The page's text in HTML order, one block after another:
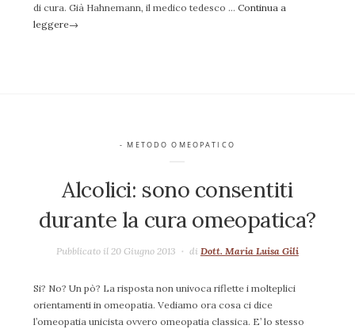
di cura. Già Hahnemann, il medico tedesco … Continua a
leggere→
- METODO OMEOPATICO
Alcolici: sono consentiti
durante la cura omeopatica?
Pubblicato il 20 Giugno 2013 di Dott. Maria Luisa Gili
Si? No? Un pò? La risposta non univoca riflette i molteplici
orientamenti in omeopatia. Vediamo ora cosa ci dice
l’omeopatia unicista ovvero omeopatia classica. E’ lo stesso